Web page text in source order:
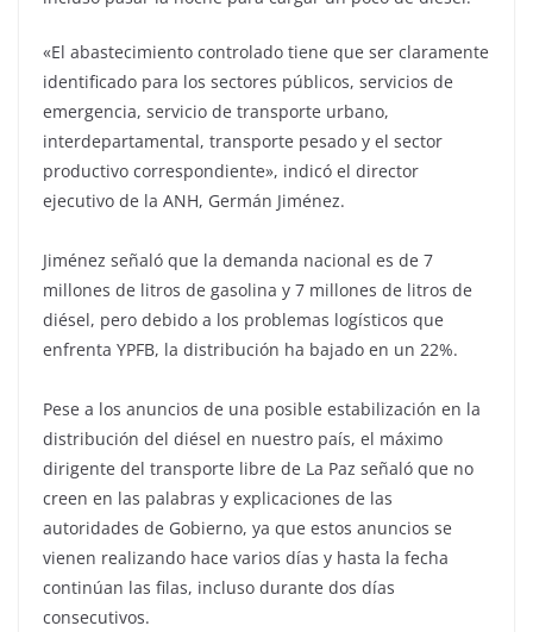
«El abastecimiento controlado tiene que ser claramente
identificado para los sectores públicos, servicios de
emergencia, servicio de transporte urbano,
interdepartamental, transporte pesado y el sector
productivo correspondiente», indicó el director
ejecutivo de la ANH, Germán Jiménez.
Jiménez señaló que la demanda nacional es de 7
millones de litros de gasolina y 7 millones de litros de
diésel, pero debido a los problemas logísticos que
enfrenta YPFB, la distribución ha bajado en un 22%.
Pese a los anuncios de una posible estabilización en la
distribución del diésel en nuestro país, el máximo
dirigente del transporte libre de La Paz señaló que no
creen en las palabras y explicaciones de las
autoridades de Gobierno, ya que estos anuncios se
vienen realizando hace varios días y hasta la fecha
continúan las filas, incluso durante dos días
consecutivos.